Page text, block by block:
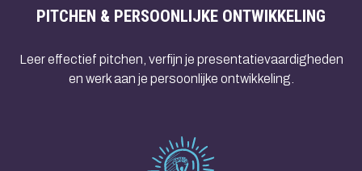
PITCHEN & PERSOONLIJKE ONTWIKKELING
Leer effectief pitchen, verfijn je presentatievaardigheden
en werk aan je persoonlijke ontwikkeling.